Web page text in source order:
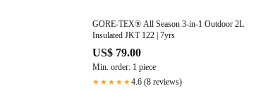
GORE-TEX® All Season 3-in-1 Outdoor 2L
Insulated JKT 122 | 7yrs
US$ 79.00
Min. order: 1 piece
★★★★★4.6 (8 reviews)